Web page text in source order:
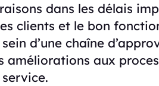
dans les délais
clients et le bon
d’une chaîne
améliorations aux